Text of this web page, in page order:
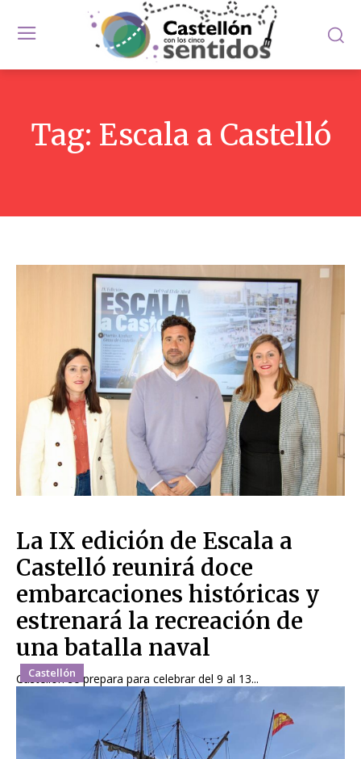
Tag: Escala a Castelló
Castellón
La IX edición de Escala a
Castelló reunirá doce
embarcaciones históricas y
estrenará la recreación de
una batalla naval
Castellón se prepara para celebrar del 9 al 13...